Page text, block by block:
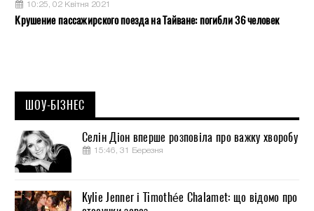
10:25, 02 Квітня 2021
Крушение пассажирского поезда на Тайване: погибли 36 человек
ШОУ-БІЗНЕС
Селін Діон вперше розповіла про важку хворобу
15:46, 31 Березня
Kylie Jenner і Timothée Chalamet: що відомо про